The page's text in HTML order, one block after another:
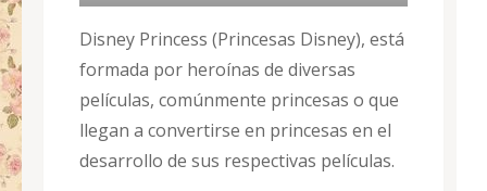
Disney Princess (Princesas Disney),​ está
formada por heroínas de diversas
películas, comúnmente princesas o que
llegan a convertirse en princesas en el
desarrollo de sus respectivas películas.